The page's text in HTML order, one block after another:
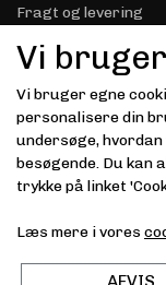
Fragt og levering
Handelsbetingelser
Datasikkerhed &
Gavekort
Om Driver.dk
Kunde login
Modtag vores
(mere information)
Vi
Vi bruger egne
personalisere din
undersøge,
besøgende. Du kan
trykke på linket
Læs mere i vores